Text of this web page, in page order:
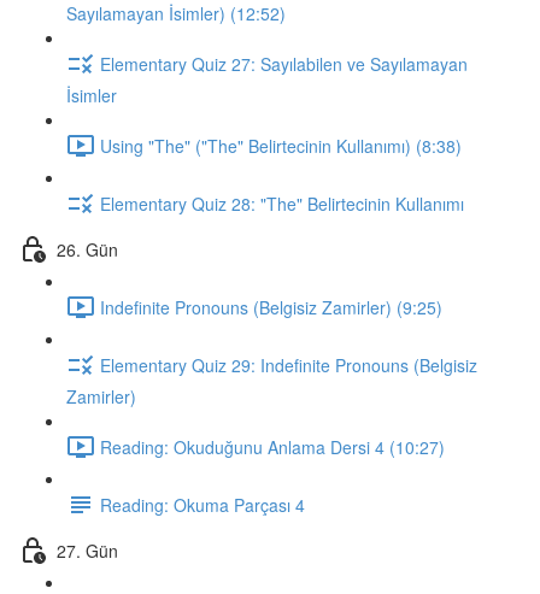
Sayılamayan İsimler) (12:52)
Elementary Quiz 27: Sayılabilen ve Sayılamayan
İsimler
Using "The" ("The" Belirtecinin Kullanımı) (8:38)
Elementary Quiz 28: "The" Belirtecinin Kullanımı
26. Gün
Indefinite Pronouns (Belgisiz Zamirler) (9:25)
Elementary Quiz 29: Indefinite Pronouns (Belgisiz
Zamirler)
Reading: Okuduğunu Anlama Dersi 4 (10:27)
Reading: Okuma Parçası 4
27. Gün